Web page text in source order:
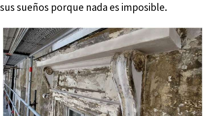
sus sueños porque nada es imposible.